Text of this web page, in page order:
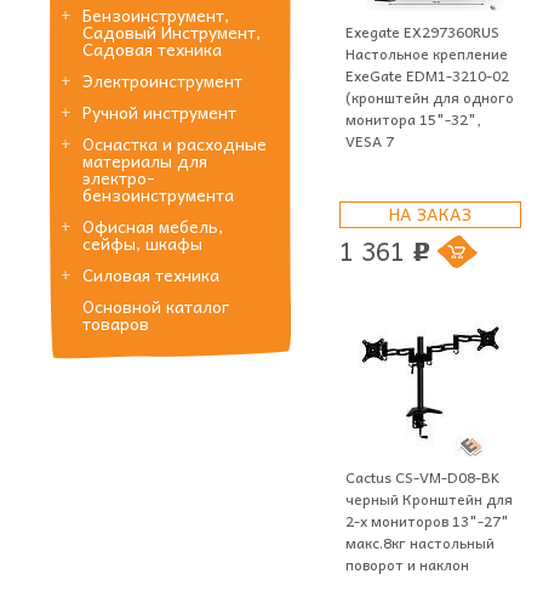
Бензоинструмент,
Садовый Инструмент,
Садовая техника
Электроинструмент
Ручной инструмент
Оснастка и расходные
материалы для
электро-
бензоинструмента
Офисная мебель,
сейфы, шкафы
Силовая техника
Основной каталог
товаров
Exegate EX297360RUS
Настольное крепление
ExeGate EDM1-3210-02
(кронштейн для одного
монитора 15"-32",
VESA 7
НА ЗАКАЗ
1 361 p
Cactus CS-VM-D08-BK
черный Кронштейн для
2-х мониторов 13"-27"
макс.8кг настольный
поворот и наклон